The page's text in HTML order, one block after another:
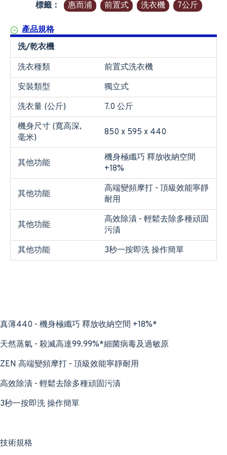
標籤： 惠而浦 前置式 洗衣機 7公斤
產品規格
洗/乾衣機
洗衣種類
前置式洗衣機
安裝類型
獨立式
洗衣量 (公斤)
7.0 公斤
機身尺寸 (寬高深,
毫米)
850 x 595 x 440
其他功能
機身極纖巧 釋放收納空間
+18%
其他功能
高端變頻摩打 - 頂級效能寧靜
耐用
其他功能
高效除漬 - 輕鬆去除多種頑固
污漬
其他功能
3秒一按即洗 操作簡單
真薄440 - 機身極纖巧 釋放收納空間 +18%*
天然蒸氣 - 殺滅高達99.99%*細菌病毒及過敏原
ZEN 高端變頻摩打 - 頂級效能寧靜耐用
高效除漬 - 輕鬆去除多種頑固污漬
3秒一按即洗 操作簡單
技術規格